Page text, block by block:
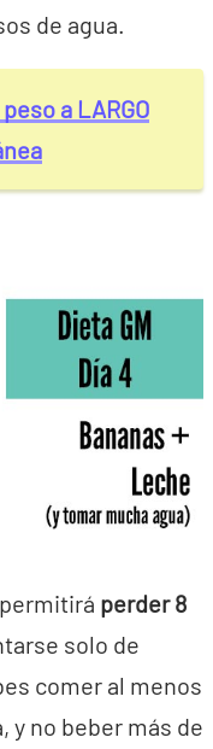
de agua.
a LARGO
perder 8
solo de
comer al menos
y no beber más de